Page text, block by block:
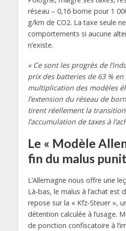
réseau – 0,16 borne pour 1
g/km de CO2. La taxe seule
comportements si aucune
n’existe.
« Ce sont les progrès de
prix des batteries de 63 % en
multiplication des modèles
l’extension du réseau de
tirent réellement la
l’accumulation de taxes à
Le « Modèle
fin du malus
L’Allemagne nous offre une
Là-bas, le malus à l’achat est
repose sur la « Kfz-Steuer »,
détention calculée à l’usage.
de ponction confiscatoire à